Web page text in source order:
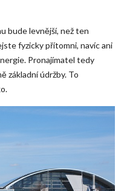
bude levnější, než ten
fyzicky přítomni, navíc ani
Pronajímatel tedy
základní údržby. To